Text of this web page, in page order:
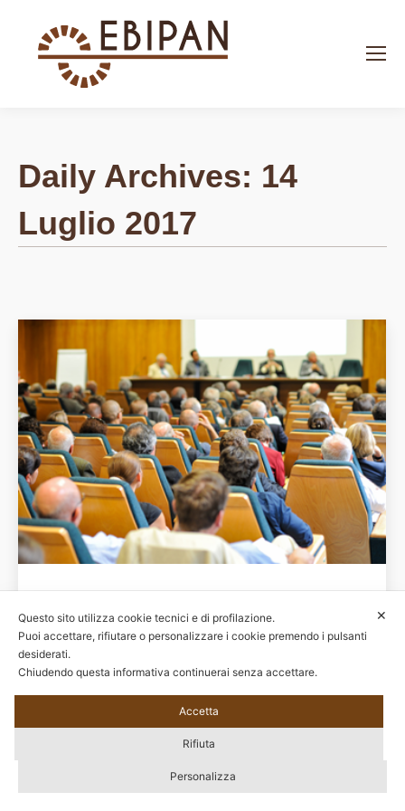
Search:
Daily Archives: 14
Luglio 2017
© 2020 Tutti i diritti riservati – EBIPAN - C.F. 97628650588 | Sede Legale: Via
Alessandria, 159/D 00198 Roma | Sede Operativa: Via G.B. Morgagni, 33 00161
Privacy Policy
Modifica il consenso
Footer Menu
✕
Questo sito utilizza cookie tecnici e di profilazione.
Puoi accettare, rifiutare o personalizzare i cookie premendo i pulsanti
desiderati.
Chiudendo questa informativa continuerai senza accettare.
Accetta
Rifiuta
Personalizza